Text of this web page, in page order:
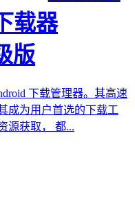
载器
版
下载管理器。其高速
成为用户首选的下载工
源获取， 都...